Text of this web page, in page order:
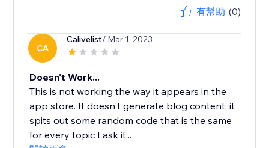
有幫助 (0)
CA
Calivelist/ Mar 1, 2023
Doesn't Work...
This is not working the way it appears in the
app store. It doesn't generate blog content, it
spits out some random code that is the same
for every topic I ask it...